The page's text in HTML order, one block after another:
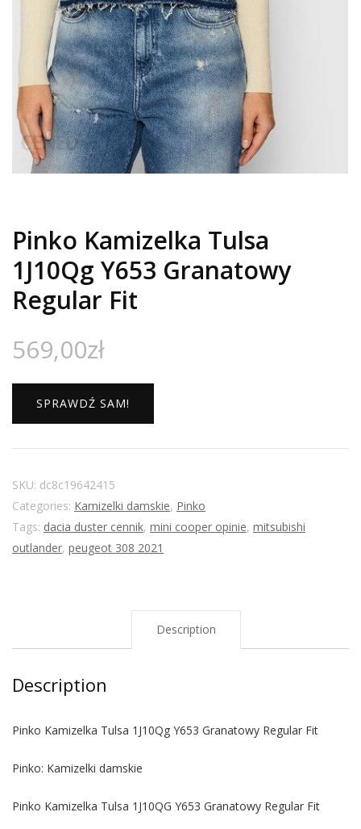
Pinko Kamizelka Tulsa
1J10Qg Y653 Granatowy
Regular Fit
569,00zł
SPRAWDŹ SAM!
SKU: dc8c19642415
Categories: Kamizelki damskie, Pinko
Tags: dacia duster cennik, mini cooper opinie, mitsubishi
outlander, peugeot 308 2021
Description
Description
Pinko Kamizelka Tulsa 1J10Qg Y653 Granatowy Regular Fit
Pinko: Kamizelki damskie
Pinko Kamizelka Tulsa 1J10QG Y653 Granatowy Regular Fit